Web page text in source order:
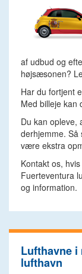
af udbud og
højsæsonen?
Har du fortjent
Med billeje kan
Du kan opleve,
derhjemme. Så
være ekstra
Kontakt os,
Fuerteventura
og information.
Lufthavne
lufthavn